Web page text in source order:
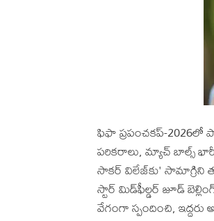
ఫిఫా ప్రపంచకప్‌-2026లో
పరికరాలు, మ్యాచ్ బాల్స్
సాకర్ విలేజ్‌కు' సామాగ్రిని
స్టార్ మిడ్‌ఫీల్డర్ జూడ్
వేగంగా స్పందించి, ఇద్దరు